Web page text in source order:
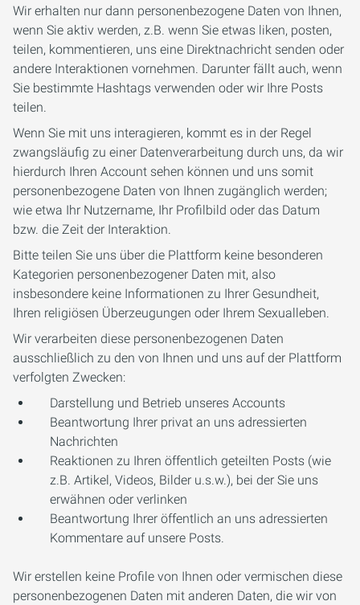
Wir erhalten nur dann personenbezogene Daten von Ihnen,
wenn Sie aktiv werden, z.B. wenn Sie etwas liken, posten,
teilen, kommentieren, uns eine Direktnachricht senden oder
andere Interaktionen vornehmen. Darunter fällt auch, wenn
Sie bestimmte Hashtags verwenden oder wir Ihre Posts
teilen.
Wenn Sie mit uns interagieren, kommt es in der Regel
zwangsläufig zu einer Datenverarbeitung durch uns, da wir
hierdurch Ihren Account sehen können und uns somit
personenbezogene Daten von Ihnen zugänglich werden;
wie etwa Ihr Nutzername, Ihr Profilbild oder das Datum
bzw. die Zeit der Interaktion.
Bitte teilen Sie uns über die Plattform keine besonderen
Kategorien personenbezogener Daten mit, also
insbesondere keine Informationen zu Ihrer Gesundheit,
Ihren religiösen Überzeugungen oder Ihrem Sexualleben.
Wir verarbeiten diese personenbezogenen Daten
ausschließlich zu den von Ihnen und uns auf der Plattform
verfolgten Zwecken:
Darstellung und Betrieb unseres Accounts
Beantwortung Ihrer privat an uns adressierten
Nachrichten
Reaktionen zu Ihren öffentlich geteilten Posts (wie
z.B. Artikel, Videos, Bilder u.s.w.), bei der Sie uns
erwähnen oder verlinken
Beantwortung Ihrer öffentlich an uns adressierten
Kommentare auf unsere Posts.
Wir erstellen keine Profile von Ihnen oder vermischen diese
personenbezogenen Daten mit anderen Daten, die wir von